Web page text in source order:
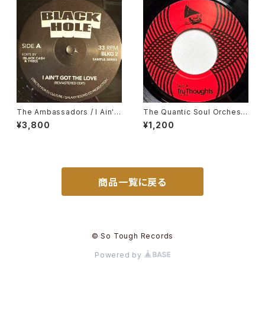
The Ambassadors / I Ain't
Got The Love, Nancy Hollo
way / Hurts So Bad
¥3,800
The Quantic Soul Orchestr
a / Something That's Real
¥1,200
商品一覧に戻る
© So Tough Records
Powered by